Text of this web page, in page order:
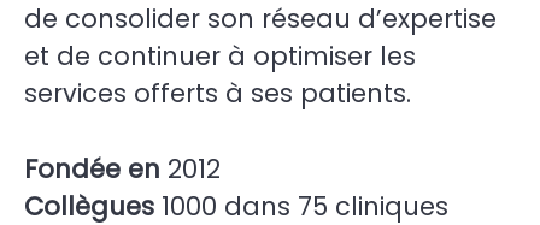
de consolider son réseau d’expertise
et de continuer à optimiser les
services offerts à ses patients.
Fondée en 2012
Collègues 1000 dans 75 cliniques